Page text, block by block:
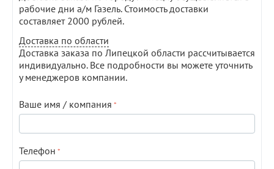
рабочие дни а/м Газель. Стоимость доставки
составляет 2000 рублей.
Доставка по области
Доставка заказа по Липецкой области рассчитывается
индивидуально. Все подробности вы можете уточнить
у менеджеров компании.
Ваше имя / компания
Телефон